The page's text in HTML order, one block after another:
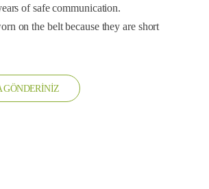
of safe communication.
on the belt because they are short
GÖNDERİNİZ